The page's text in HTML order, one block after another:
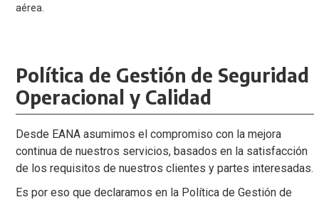
aérea.
Política de Gestión de Seguridad
Operacional y Calidad
Desde EANA asumimos el compromiso con la mejora
continua de nuestros servicios, basados en la satisfacción
de los requisitos de nuestros clientes y partes interesadas.
Es por eso que declaramos en la Política de Gestión de